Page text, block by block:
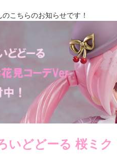
こちらのお知らせです！
いどどーる 桜ミク